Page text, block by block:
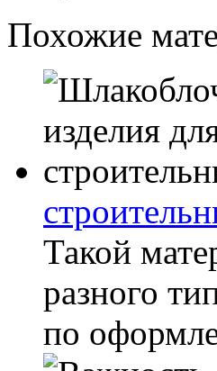
Похожие
Такой
разного
по